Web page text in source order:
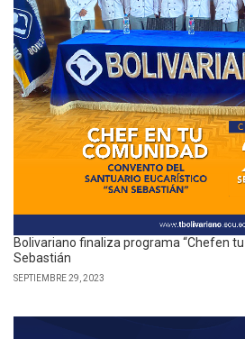
Bolivariano finaliza programa “Chefen
Sebastián
SEPTIEMBRE 29, 2023